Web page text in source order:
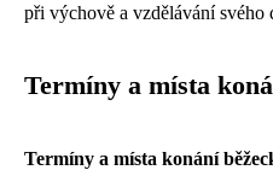
při výchově a vzdělávání svého
Termíny a místa
Termíny a místa konání